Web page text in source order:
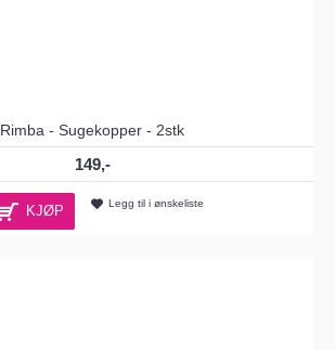
Rimba - Sugekopper - 2stk
149,-
KJØP Legg til i ønskeliste